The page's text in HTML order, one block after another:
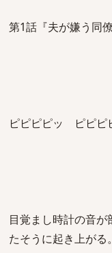
第1話『夫が嫌う同
ピピピピッ ピピピ
目覚まし時計の音
たそうに起き上がる。